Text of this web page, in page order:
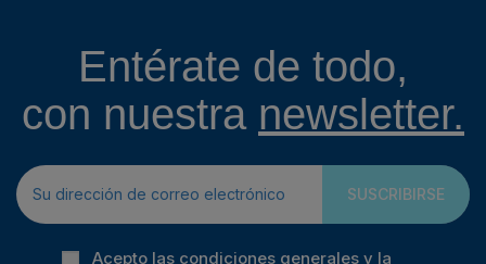
Entérate de todo,
con nuestra newsletter.
SUSCRIBIRSE
Acepto las condiciones generales y la